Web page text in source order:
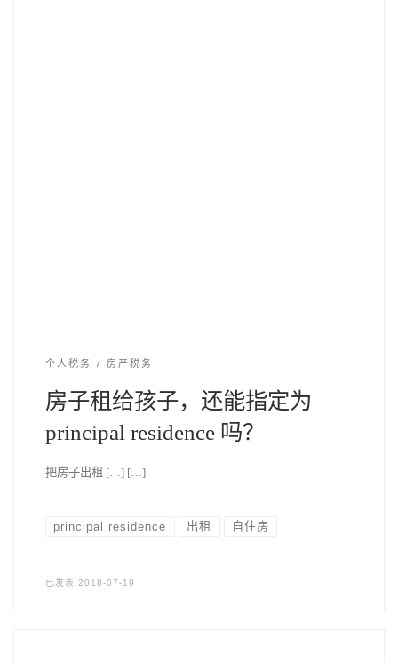
个人税务 房产税务
房子租给孩子，还能指定为
principal residence 吗？
把房子出租 […] […]
principal residence 出租 自住房
已发表 2018-07-19